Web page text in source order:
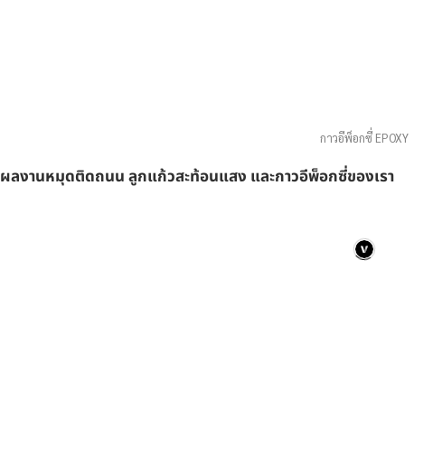
กาวอีพ็อกซี่ EPOXY
ผลงานหมุดติดถนน ลูกแก้วสะท้อนแสง และกาวอีพ็อกซี่ของเรา